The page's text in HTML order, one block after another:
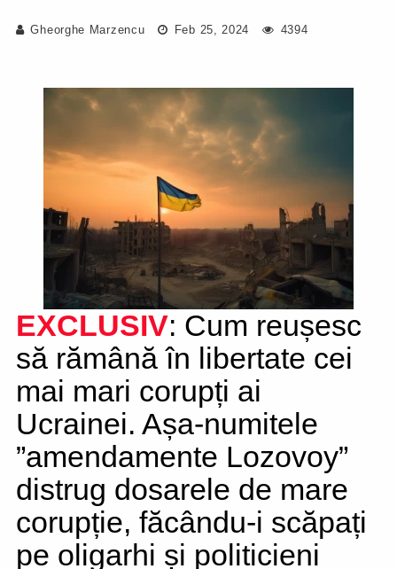
Gheorghe Marzencu Feb 25, 2024 4394
EXCLUSIV: Cum reușesc
să rămână în libertate cei
mai mari corupți ai
Ucrainei. Așa-numitele
”amendamente Lozovoy”
distrug dosarele de mare
corupție, făcându-i scăpați
pe oligarhi și politicieni